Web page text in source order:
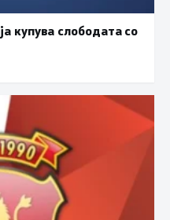
купува слободата со